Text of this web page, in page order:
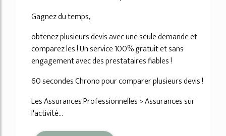
Gagnez du temps,
obtenez plusieurs devis avec une seule demande et
comparez les ! Un service 100% gratuit et sans
engagement avec des prestataires fiables !
60 secondes Chrono pour comparer plusieurs devis !
Les Assurances Professionnelles > Assurances sur
l'activité...